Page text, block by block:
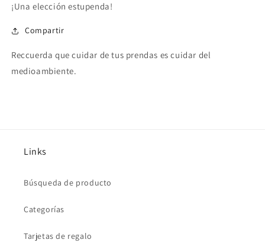
¡Una elección estupenda!
Compartir
Reccuerda que cuidar de tus prendas es cuidar del
medioambiente.
Links
Búsqueda de producto
Categorías
Tarjetas de regalo